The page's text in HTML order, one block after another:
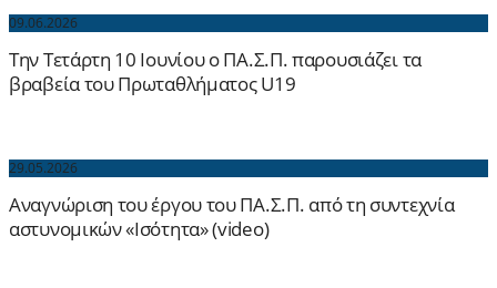
09.06.2026
Την Τετάρτη 10 Ιουνίου ο ΠΑ.Σ.Π. παρουσιάζει τα
βραβεία του Πρωταθλήματος U19
29.05.2026
Αναγνώριση του έργου του ΠΑ.Σ.Π. από τη συντεχνία
αστυνομικών «Ισότητα» (video)